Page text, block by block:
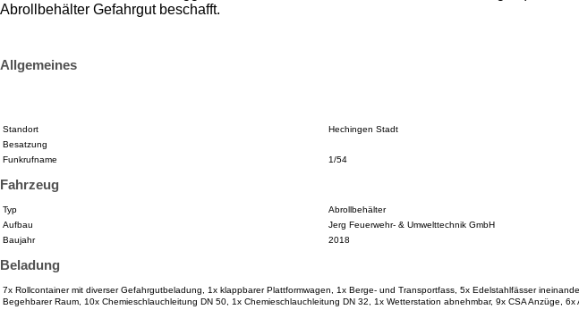
Abrollbehälter Gefahrgut beschafft.
Allgemeines
Standort
Hechingen Stadt
Besatzung
Funkrufname
1/54
Fahrzeug
Typ
Abrollbehälter
Aufbau
Jerg Feuerwehr- & Umwelttechnik GmbH
Baujahr
2018
Beladung
7x Rollcontainer mit diverser Gefahrgutbeladung, 1x klappbarer Plattformwagen, 1x Berge- und Transportfass, 5x Edelstahlfässer
Begehbarer Raum, 10x Chemieschlauchleitung DN 50, 1x Chemieschlauchleitung DN 32, 1x Wetterstation abnehmbar, 9x CSA Anzüge,